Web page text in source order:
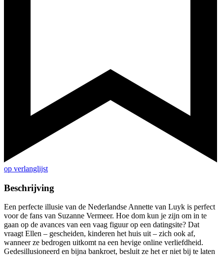
op verlanglijst
Beschrijving
Een perfecte illusie van de Nederlandse Annette van Luyk is perfect
voor de fans van Suzanne Vermeer. Hoe dom kun je zijn om in te
gaan op de avances van een vaag figuur op een datingsite? Dat
vraagt Ellen – gescheiden, kinderen het huis uit – zich ook af,
wanneer ze bedrogen uitkomt na een hevige online verliefdheid.
Gedesillusioneerd en bijna bankroet, besluit ze het er niet bij te laten